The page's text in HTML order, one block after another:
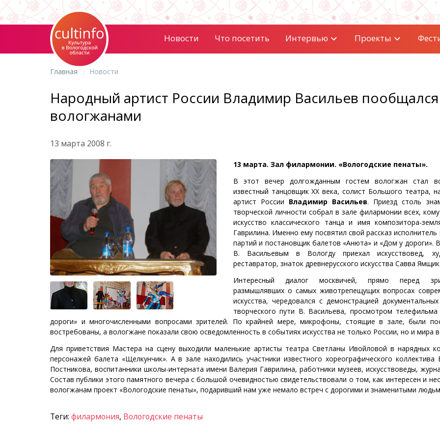
Новости Что посетить Интервью Проекты
Главная Новости
Народный артист России Владимир Васильев
вологжанами
13 марта 2008 г.
13 марта. Зал филармонии. «Вологодские пенаты».
В этот вечер долгожданным гостем вологжан стал
известный танцовщик XX века, солист Большого театра,
артист России Владимир Васильев. Приезд столь
творческой личности собрал в зале филармонии всех,
искусство классического танца и имя композитора-
Гаврилина. Именно ему посвятил свой рассказ исполнитель
партий и постановщик балетов «Анюта» и «Дом у дороги».
В. Васильевым в Вологду приехал искусствовед,
реставратор, знаток древнерусского искусства Савва
Интересный диалог москвичей, прямо перед
размышлявших о самых животрепещущих вопросах
искусства, чередовался с демонстрацией
творческого пути В. Васильева, просмотром
дороги» и многочисленными вопросами зрителей. По крайней мере, микрофоны, стоящие в зале, были
востребованы, а вологжане показали свою осведомленность в событиях искусства не только России, но и мира
Для приветствия Мастера на сцену выходили маленькие артисты театра Светланы Ивойловой в нарядных
персонажей балета «Щелкунчик». А в зале находились участники известного хореографического коллектива
Постникова, воспитанники школы-интерната имени Валерия Гаврилина, работники музеев, искусствоведы,
Состав публики этого памятного вечера с большой очевидностью свидетельствовали о том, как интересен и
вологжанам проект «Вологодские пенаты», подаривший нам уже немало встреч с дорогими и знаменитыми
Теги: филармония, Вологодские пенаты